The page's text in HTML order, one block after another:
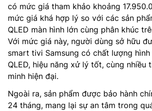
có mức giá tham khảo khoảng
mức giá khá hợp lý so với các sản
QLED màn hình lớn cùng phân khúc
Với mức giá này, người dùng sở hữu
smart tivi Samsung có chất lượng hình
QLED, hiệu năng xử lý tốt, cùng nhiều
minh hiện đại.
Ngoài ra, sản phẩm được bảo hành
24 tháng, mang lại sự an tâm trong